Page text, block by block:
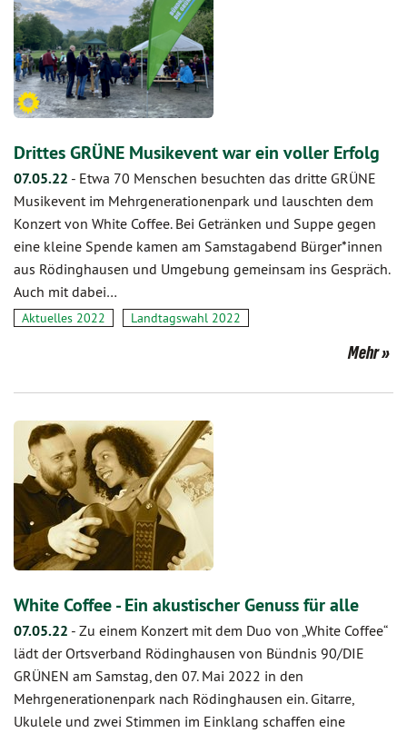
Drittes GRÜNE Musikevent war ein voller Erfolg
07.05.22 - Etwa 70 Menschen besuchten das dritte GRÜNE
Musikevent im Mehrgenerationenpark und lauschten dem
Konzert von White Coffee. Bei Getränken und Suppe gegen
eine kleine Spende kamen am Samstagabend Bürger*innen
aus Rödinghausen und Umgebung gemeinsam ins Gespräch.
Auch mit dabei…
Aktuelles 2022 Landtagswahl 2022
Mehr
White Coffee - Ein akustischer Genuss für alle
07.05.22 - Zu einem Konzert mit dem Duo von „White Coffee“
lädt der Ortsverband Rödinghausen von Bündnis 90/DIE
GRÜNEN am Samstag, den 07. Mai 2022 in den
Mehrgenerationenpark nach Rödinghausen ein. Gitarre,
Ukulele und zwei Stimmen im Einklang schaffen eine